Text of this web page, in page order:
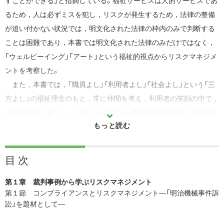
るため，人は必ずミスを犯し，リスクが発生するため，法律の整備
が追い付かない状況では，明文化された法律の枠内のみで判断する
ことは困難であり，本書では明文化された法律のみだけではなく，
「ウェルビーイング」「アート」という福祉的視点からリスクマネジメ
ントを考察した。
また，本書では，「職員よし」「利用者よし」「社会よし」という「三
方よし」の福祉理念のもと，常に仲間を考え，利用者の笑顔の中で，
福祉の現場で働くという誇りが良好な人間関係や職員同士の協調的
な関係性を構築し，職員間の絆を深め，事故を軽減できる事例をあ
トの感覚を法制度に採り入れる視点も言及した。
感謝されるべき福祉職が裁判に訴えられる，処分されることは遺
憾なことである。本書を通じて，福祉サービスに関する事故対策を
机上の空論に終わらせることなく，リスクが発生した事後対応を分
目 次
第１章 裁判事例から学ぶリスクマネジメント
第１節 コンプライアンスとリスクマネジメント―「明治機械事件訴
訟」を題材として―